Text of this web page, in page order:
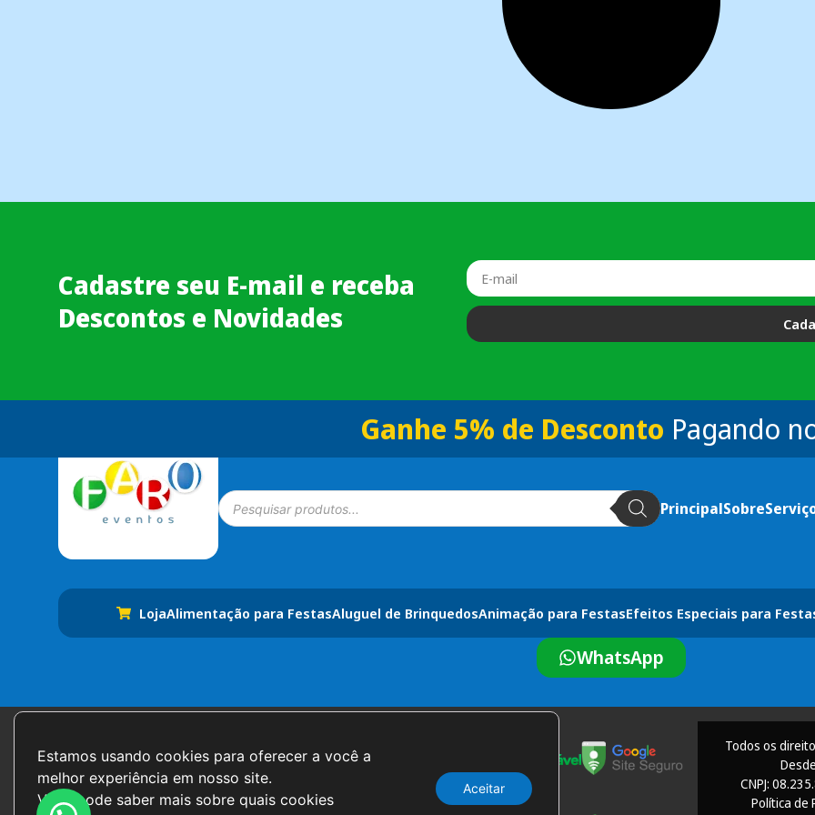
Cadastre seu E-mail e receba
Descontos e Novidades
Ganhe 5% de Desconto Pagando
PrincipalSobre
LojaAlimentação para FestasAluguel de BrinquedosAnimação para FestasEfeitos Especiais para
WhatsApp
Todos os
CNPJ:
Política de
Estamos usando cookies para oferecer a você a
melhor experiência em nosso site.
Você pode saber mais sobre quais cookies
Aceitar